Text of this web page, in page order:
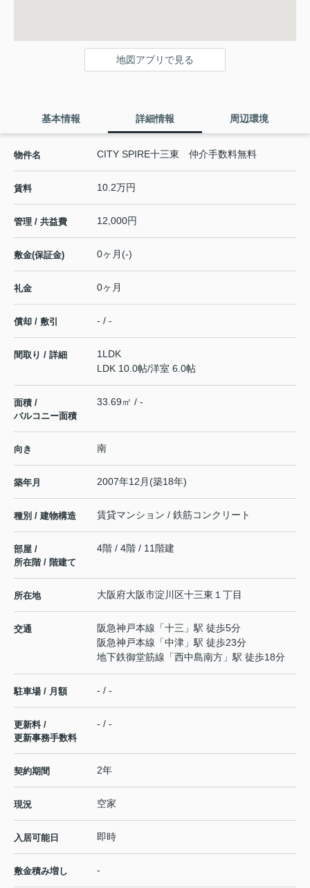
地図アプリで見る
基本情報 詳細情報 周辺環境
物件名 CITY SPIRE十三東 仲介手数料無料
賃料 10.2万円
管理 / 共益費 12,000円
敷金(保証金) 0ヶ月(-)
礼金 0ヶ月
償却 / 敷引 - / -
間取り / 詳細
1LDK
LDK 10.0帖/洋室 6.0帖
面積 /
バルコニー面積
33.69㎡ / -
向き 南
築年月 2007年12月(築18年)
種別 / 建物構造 賃貸マンション / 鉄筋コンクリート
部屋 /
所在階 / 階建て
4階 / 4階 / 11階建
所在地 大阪府大阪市淀川区十三東 １丁目
交通 阪急神戸本線 「十三 」駅 徒歩5分
阪急神戸本線 「中津 」駅 徒歩23分
地下鉄御堂筋線 「西中島南方 」駅 徒歩18分
駐車場 / 月額 - / -
更新料 /
更新事務手数料
- / -
契約期間 2年
現況 空家
入居可能日 即時
敷金積み増し -